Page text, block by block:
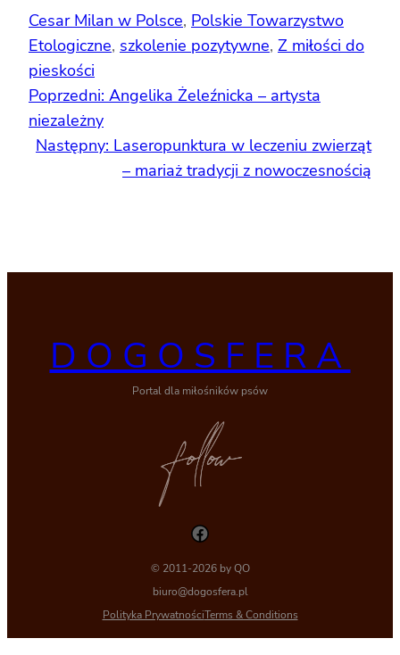
Cesar Milan w Polsce, Polskie Towarzystwo
Etologiczne, szkolenie pozytywne, Z miłości do
pieskości
Poprzedni: Angelika Żeleźnicka – artysta
niezależny
Następny: Laseropunktura w leczeniu zwierząt
– mariaż tradycji z nowoczesnością
DOGOSFERA
Portal dla miłośników psów
Facebook
© 2011-2026 by QO
biuro@dogosfera.pl
Polityka PrywatnościTerms & Conditions